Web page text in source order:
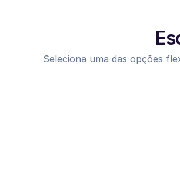
Seleciona uma das opções